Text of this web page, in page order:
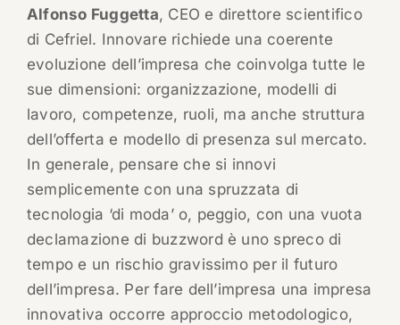
Alfonso Fuggetta, CEO e direttore scientifico
di Cefriel. Innovare richiede una coerente
evoluzione dell’impresa che coinvolga tutte le
sue dimensioni: organizzazione, modelli di
lavoro, competenze, ruoli, ma anche struttura
dell’offerta e modello di presenza sul mercato.
In generale, pensare che si innovi
semplicemente con una spruzzata di
tecnologia ‘di moda’ o, peggio, con una vuota
declamazione di buzzword è uno spreco di
tempo e un rischio gravissimo per il futuro
dell’impresa. Per fare dell’impresa una impresa
innovativa occorre approccio metodologico,